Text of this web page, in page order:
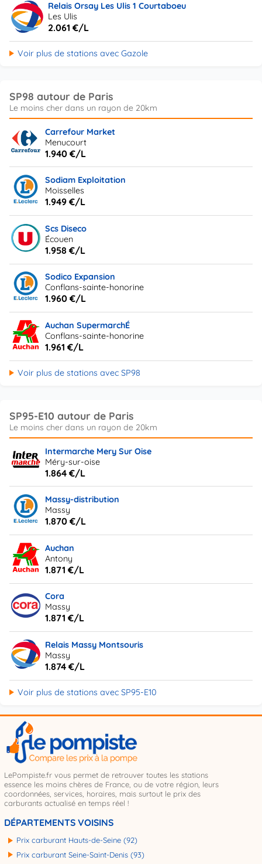
Relais Orsay Les Ulis 1 Courtaboeu
Les Ulis
2.061 €/L
Voir plus de stations avec Gazole
SP98 autour de Paris
Carrefour Market
Menucourt
1.940 €/L
Sodiam Exploitation
Moisselles
1.949 €/L
Scs Diseco
Écouen
1.958 €/L
Sodico Expansion
Conflans-sainte-honorine
1.960 €/L
Auchan SupermarchÉ
Conflans-sainte-honorine
1.961 €/L
Voir plus de stations avec SP98
SP95-E10 autour de Paris
Intermarche Mery Sur Oise
Méry-sur-oise
1.864 €/L
Massy-distribution
Massy
1.870 €/L
Auchan
Antony
1.871 €/L
Cora
Massy
1.871 €/L
Relais Massy Montsouris
Massy
1.874 €/L
Voir plus de stations avec SP95-E10
LePompiste.fr vous permet de retrouver toutes les stations
essence les moins chères de France, ou de votre région, leurs
coordonnées, services, horaires, mais surtout le prix des
carburants actualisé en temps réel !
DÉPARTEMENTS VOISINS
Prix carburant Hauts-de-Seine (92)
Prix carburant Seine-Saint-Denis (93)